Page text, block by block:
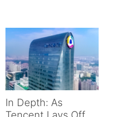
In Depth: As